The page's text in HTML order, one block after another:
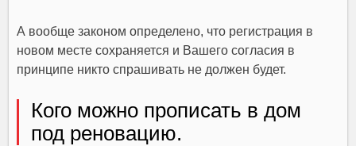
А вообще законом определено, что регистрация в
новом месте сохраняется и Вашего согласия в
принципе никто спрашивать не должен будет.
Кого можно прописать в дом
под реновацию.